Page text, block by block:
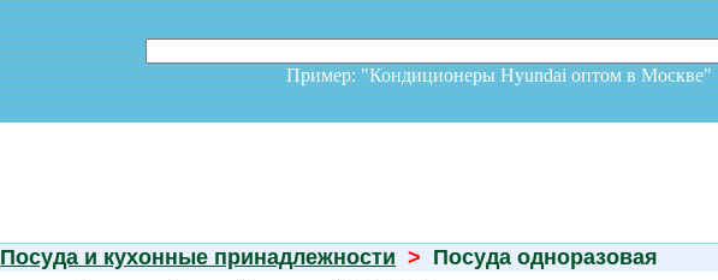
Пример: "Кондиционеры Hyundai оптом в
Посуда и кухонные принадлежности > Посуда одноразовая